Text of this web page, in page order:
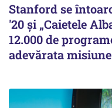
Stanford se
'20 și „Caietele
12.000 de
adevărata